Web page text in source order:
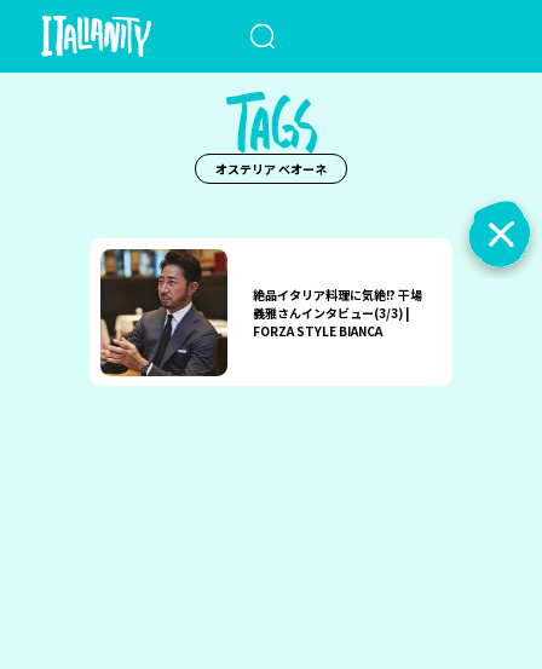
オステリア ベオーネ
絶品イタリア料理に気絶!? 干場
義雅さんインタビュー(3/3) |
FORZA STYLE BIANCA